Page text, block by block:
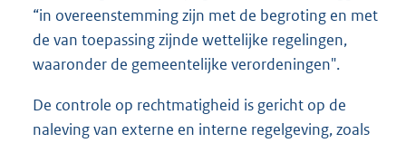
“in overeenstemming zijn met de begroting en met
de van toepassing zijnde wettelijke regelingen,
waaronder de gemeentelijke verordeningen".
De controle op rechtmatigheid is gericht op de
naleving van externe en interne regelgeving, zoals